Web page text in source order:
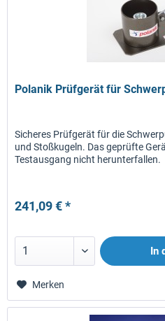
Polanik Prüfgerät für
Sicheres Prüfgerät für die
und Stoßkugeln. Das geprüfte
Testausgang nicht herunterfallen.
241,09 € *
In
Merken